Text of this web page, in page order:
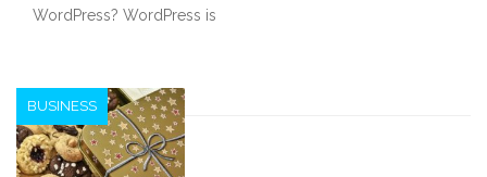
WordPress? WordPress is
BUSINESS